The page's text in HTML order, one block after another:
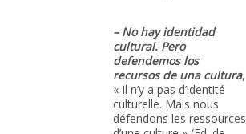
– No hay identidad
cultural. Pero
defendemos los
recursos de una cultura,
« Il n’y a pas d’identité
culturelle. Mais nous
défendons les ressources